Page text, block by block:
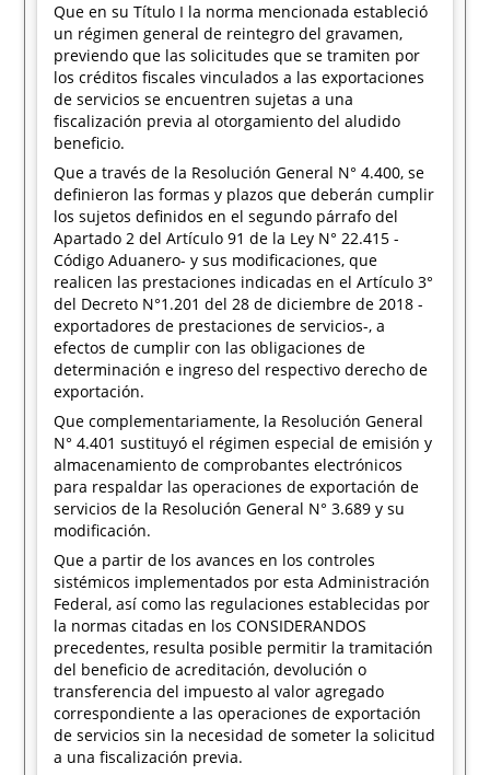
Que en su Título I la norma mencionada estableció
un régimen general de reintegro del gravamen,
previendo que las solicitudes que se tramiten por
los créditos fiscales vinculados a las exportaciones
de servicios se encuentren sujetas a una
fiscalización previa al otorgamiento del aludido
beneficio.
Que a través de la Resolución General N° 4.400, se
definieron las formas y plazos que deberán cumplir
los sujetos definidos en el segundo párrafo del
Apartado 2 del Artículo 91 de la Ley N° 22.415 -
Código Aduanero- y sus modificaciones, que
realicen las prestaciones indicadas en el Artículo 3°
del Decreto N°1.201 del 28 de diciembre de 2018 -
exportadores de prestaciones de servicios-, a
efectos de cumplir con las obligaciones de
determinación e ingreso del respectivo derecho de
exportación.
Que complementariamente, la Resolución General
N° 4.401 sustituyó el régimen especial de emisión y
almacenamiento de comprobantes electrónicos
para respaldar las operaciones de exportación de
servicios de la Resolución General N° 3.689 y su
modificación.
Que a partir de los avances en los controles
sistémicos implementados por esta Administración
Federal, así como las regulaciones establecidas por
la normas citadas en los CONSIDERANDOS
precedentes, resulta posible permitir la tramitación
del beneficio de acreditación, devolución o
transferencia del impuesto al valor agregado
correspondiente a las operaciones de exportación
de servicios sin la necesidad de someter la solicitud
a una fiscalización previa.